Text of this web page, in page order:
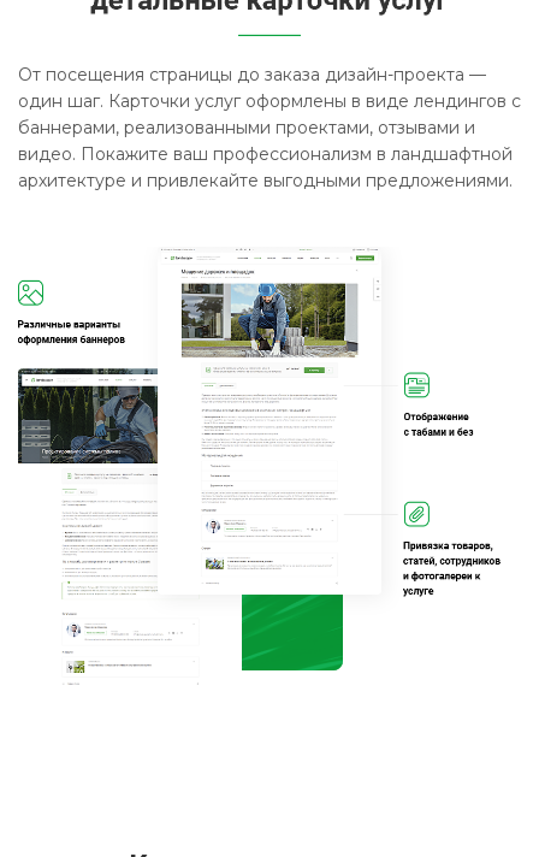
От посещения страницы до заказа дизайн-проекта —
один шаг. Карточки услуг оформлены в виде лендингов с
баннерами, реализованными проектами, отзывами и
видео. Покажите ваш профессионализм в ландшафтной
архитектуре и привлекайте выгодными предложениями.